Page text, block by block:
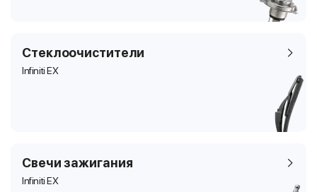
Стеклоочистители
Infiniti EX
Свечи зажигания
Infiniti EX